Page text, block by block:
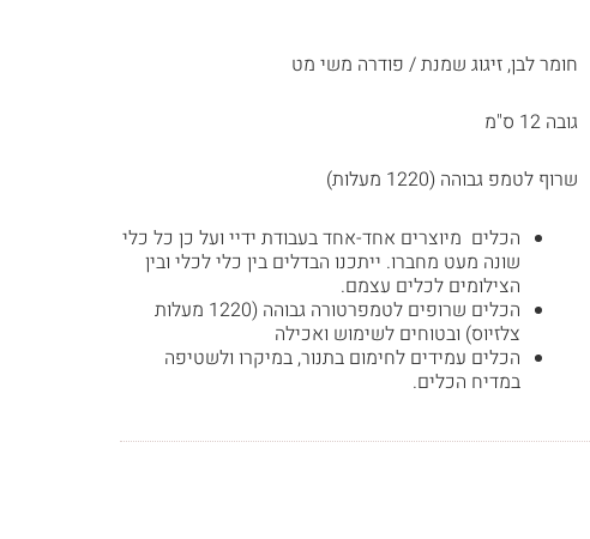
חומר לבן, זיגוג שמנת / פודרה משי מט
גובה 12 ס"מ
שרוף לטמפ גבוהה (1220 מעלות)
הכלים מיוצרים אחד-אחד בעבודת ידיי ועל כן כל כלי
שונה מעט מחברו. ייתכנו הבדלים בין כלי לכלי ובין
הצילומים לכלים עצמם.
הכלים שרופים לטמפרטורה גבוהה (1220 מעלות
צלזיוס) ובטוחים לשימוש ואכילה
הכלים עמידים לחימום בתנור, במיקרו ולשטיפה
במדיח הכלים.